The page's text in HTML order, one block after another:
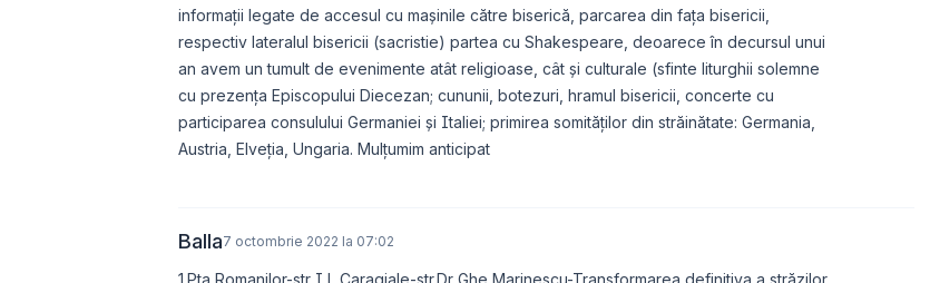
informații legate de accesul cu mașinile către biserică, parcarea din fața bisericii,
respectiv lateralul bisericii (sacristie) partea cu Shakespeare, deoarece în decursul unui
an avem un tumult de evenimente atât religioase, cât și culturale (sfinte liturghii solemne
cu prezența Episcopului Diecezan; cununii, botezuri, hramul bisericii, concerte cu
participarea consulului Germaniei și Italiei; primirea somităților din străinătate: Germania,
Austria, Elveția, Ungaria. Mulțumim anticipat
Balla7 octombrie 2022 la 07:02
1.Pta Romanilor-str I L Caragiale-str.Dr Ghe Marinescu-Transformarea definitiva a străzilor